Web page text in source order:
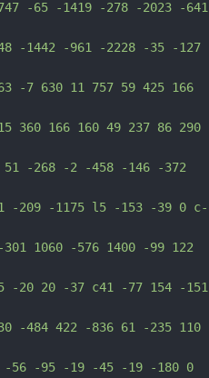
-65 -1419 -278 -2023 -641
-1442 -961 -2228 -35 -127
-7 630 11 757 59 425 166
360 166 160 49 237 86 290
-268 -2 -458 -146 -372
-209 -1175 l5 -153 -39 0 c-
1060 -576 1400 -99 122
-20 20 -37 c41 -77 154 -151
-484 422 -836 61 -235 110
56 -95 -19 -45 -19 -180 0